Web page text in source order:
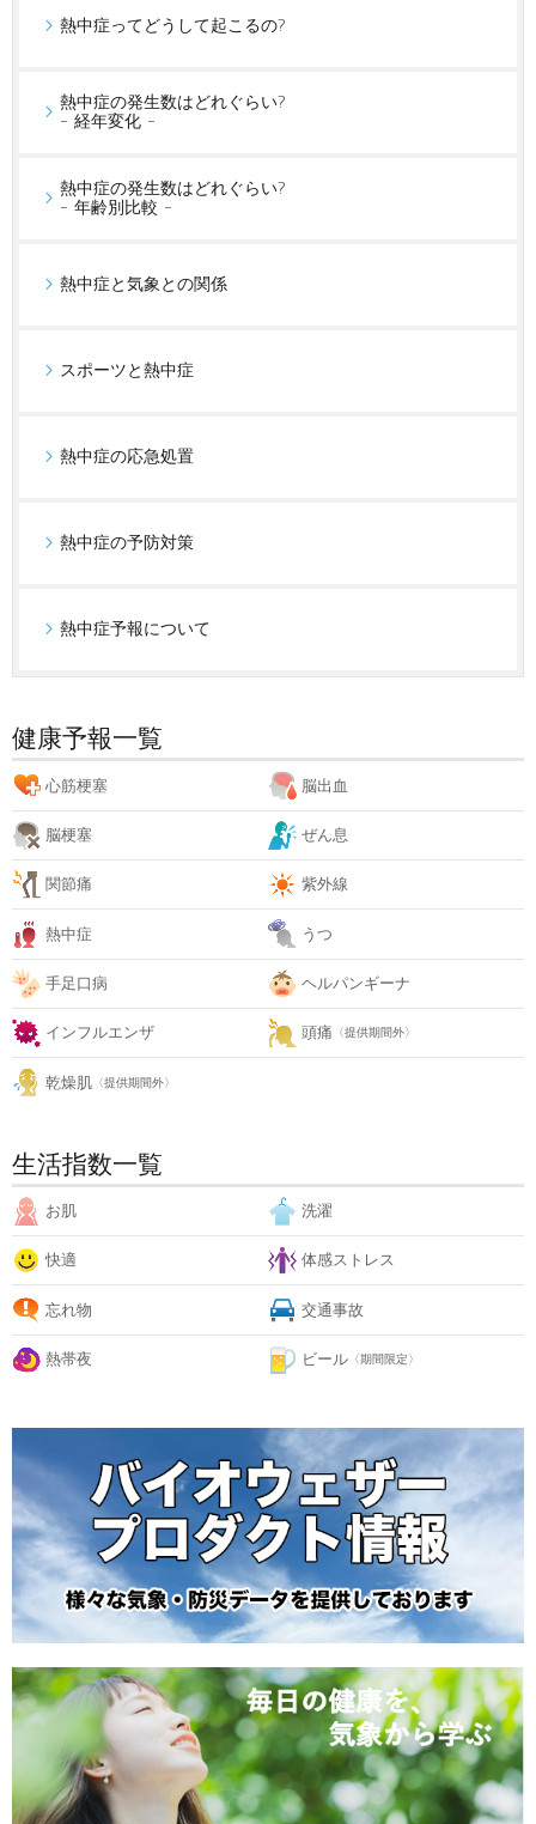
熱中症ってどうして起こるの?
熱中症の発生数はどれぐらい?
- 経年変化 -
熱中症の発生数はどれぐらい?
- 年齢別比較 -
熱中症と気象との関係
スポーツと熱中症
熱中症の応急処置
熱中症の予防対策
熱中症予報について
健康予報一覧
心筋梗塞 脳出血
脳梗塞 ぜん息
関節痛 紫外線
熱中症 うつ
手足口病 ヘルパンギーナ
インフルエンザ 頭痛 〈提供期間外〉
乾燥肌 〈提供期間外〉
生活指数一覧
お肌 洗濯
快適 体感ストレス
忘れ物 交通事故
熱帯夜 ビール 〈期間限定〉